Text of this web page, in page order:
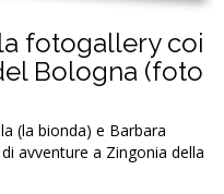
fotogallery coi
Bologna (foto
(la bionda) e Barbara
avventure a Zingonia della